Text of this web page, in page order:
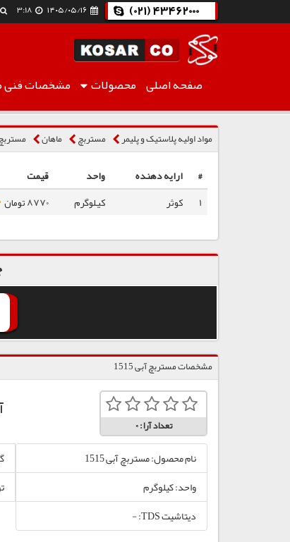
(021) 43462000
3:18
صفحه اصلی محصولات مشخصات فنی مستربچ آبی 1515
مواد اولیه پلاستیک و پلیمر مستربچ ماهان مستربچ
# ارایه دهنده واحد قیمت
1
کوثر کیلوگرم 8770 تومان
مشخصات مستربچ آبی 1515
تعداد آرا:0
نام محصول: مستربچ آبی 1515
واحد: کیلوگرم
دیتاشیت TDS: -